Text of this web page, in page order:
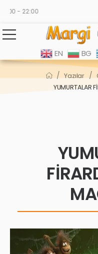
- 22:00
EN BG
/ Yazılar /
YUMURTALAR